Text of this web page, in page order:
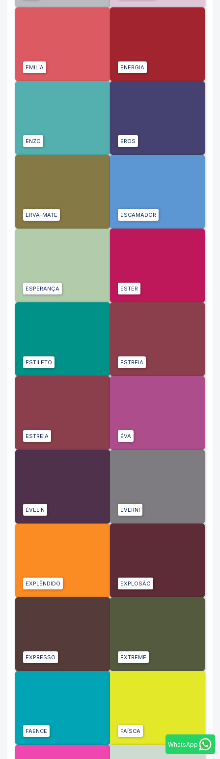
EMILIA ENERGIA
ENZO EROS
ERVA-MATE ESCAMADOR
ESPERANÇA ESTER
ESTILETO ESTREIA
ESTREIA ÉVA
ÉVELIN EVERNI
EXPLÊNDIDO EXPLOSÃO
EXPRESSO EXTREME
FAENCE FAÍSCA
WhatsApp